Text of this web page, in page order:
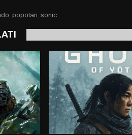
, popolari, sonic